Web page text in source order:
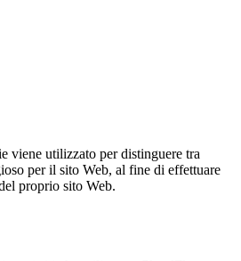
viene utilizzato per distinguere tra
per il sito Web, al fine di effettuare
proprio sito Web.